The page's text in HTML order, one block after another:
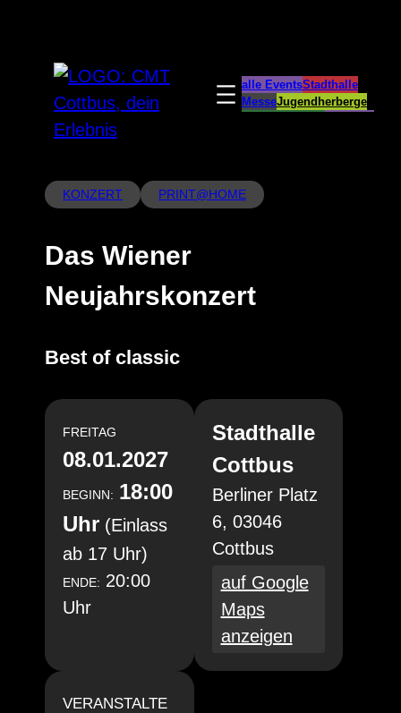
springen
alle EventsStadthalle
MesseJugendherberge
KONZERT PRINT@HOME
Das Wiener
Neujahrskonzert
Best of classic
FREITAG
08.01.2027
BEGINN: 18:00
Uhr (Einlass
ab 17 Uhr)
ENDE: 20:00
Uhr
Stadthalle
Cottbus
Berliner Platz
6, 03046
Cottbus
auf Google
Maps
anzeigen
VERANSTALTE